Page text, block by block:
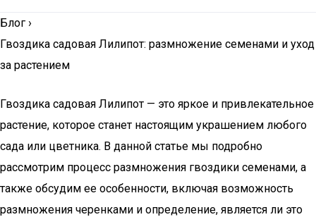
Блог ›
Гвоздика садовая Лилипот: размножение семенами и уход
за растением
Гвоздика садовая Лилипот — это яркое и привлекательное
растение, которое станет настоящим украшением любого
сада или цветника. В данной статье мы подробно
рассмотрим процесс размножения гвоздики семенами, а
также обсудим ее особенности, включая возможность
размножения черенками и определение, является ли это